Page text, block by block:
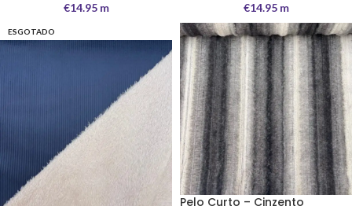
€14.95m €14.95m
ESGOTADO
Pelo Curto – Cinzento